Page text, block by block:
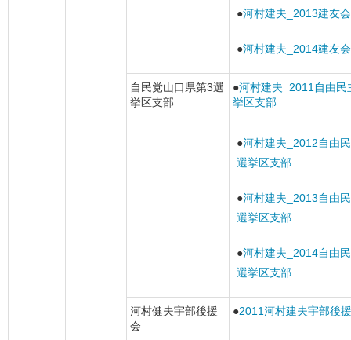
●河村建夫_2013建友会
●河村建夫_2014建友会
自民党山口県第3選
挙区支部
●河村建夫_2011自由民
挙区支部
●河村建夫_2012自由
選挙区支部
●河村建夫_2013自由
選挙区支部
●河村建夫_2014自由
選挙区支部
河村健夫宇部後援
会
●2011河村建夫宇部後